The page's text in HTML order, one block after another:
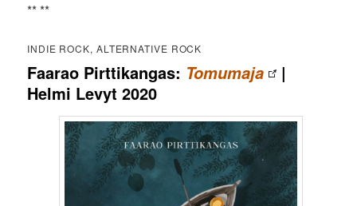
** **
INDIE ROCK, ALTERNATIVE ROCK
Faarao Pirttikangas: Tomumaja
|
Helmi Levyt 2020